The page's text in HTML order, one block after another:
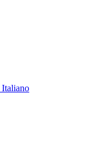
Italiano